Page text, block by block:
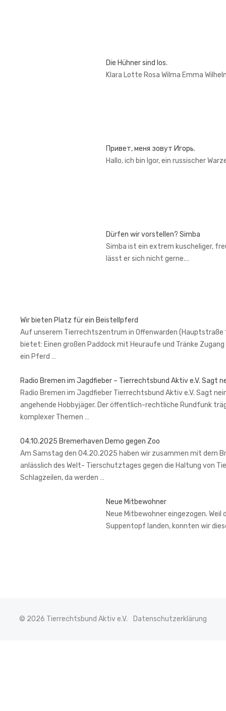
Die Hühner sind los.
Klara Lotte Rosa Wilma Emma
Привет, меня зовут Игорь.
Hallo, ich bin Igor, ein russischer
Dürfen wir vorstellen? Simba
Simba ist ein extrem kuscheliger,
lässt er sich nicht gerne.…
Wir bieten Platz für ein Beistellpferd
Auf unserem Tierrechtszentrum in Offenwarden
bietet: Einen großen Paddock mit Heuraufe und Tränke
ein Pferd …
Radio Bremen im Jagdfieber – Tierrechtsbund Aktiv e.V. Sagt
Radio Bremen im Jagdfieber Tierrechtsbund Aktiv e.V. Sagt
angehende Hobbyjäger. Der öffentlich-rechtliche Rundfunk
komplexer Themen …
04.10.2025 Bremerhaven Demo gegen Zoo
Am Samstag den 04.20.2025 haben wir zusammen mit dem
anlässlich des Welt- Tierschutztages gegen die Haltung von
Schlagzeilen, da werden …
Neue Mitbewohner
Neue Mitbewohner eingezogen.
Suppentopf landen, konnten wir
© 2026 Tierrechtsbund Aktiv e.V. Datenschutzerklärung